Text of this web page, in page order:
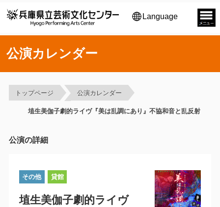
Language
公演カレンダー
トップページ 公演カレンダー
埴生美伽子劇的ライヴ『美は乱調にあり』不協和音と乱反射
公演の詳細
その他 貸館
埴生美伽子劇的ライヴ